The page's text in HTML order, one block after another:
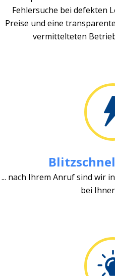
Fehlersuche bei defekten
Preise und eine
vermittelteten
... nach Ihrem Anruf sind wir
bei